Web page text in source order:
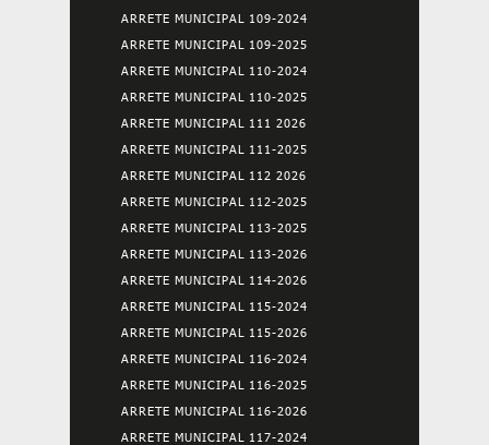
ARRETE MUNICIPAL 109-2024
ARRETE MUNICIPAL 109-2025
ARRETE MUNICIPAL 110-2024
ARRETE MUNICIPAL 110-2025
ARRETE MUNICIPAL 111 2026
ARRETE MUNICIPAL 111-2025
ARRETE MUNICIPAL 112 2026
ARRETE MUNICIPAL 112-2025
ARRETE MUNICIPAL 113-2025
ARRETE MUNICIPAL 113-2026
ARRETE MUNICIPAL 114-2026
ARRETE MUNICIPAL 115-2024
ARRETE MUNICIPAL 115-2026
ARRETE MUNICIPAL 116-2024
ARRETE MUNICIPAL 116-2025
ARRETE MUNICIPAL 116-2026
ARRETE MUNICIPAL 117-2024